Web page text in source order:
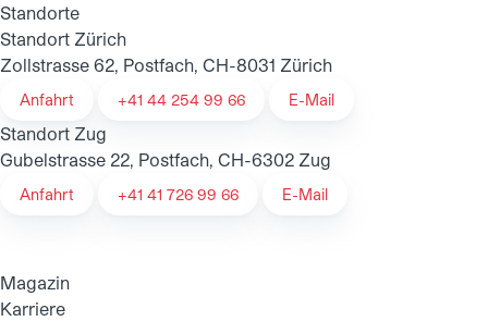
Standorte
Standort Zürich
Zollstrasse 62, Postfach, CH-8031 Zürich
Anfahrt +41 44 254 99 66 E-Mail
Standort Zug
Gubelstrasse 22, Postfach, CH-6302 Zug
Anfahrt +41 41 726 99 66 E-Mail
Magazin
Karriere